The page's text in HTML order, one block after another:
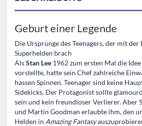
Geburt einer Legende
Die Ursprünge des Teenagers, der mit der
Superhelden brach
AlsStan Lee 1962 zum ersten Mal die
vorstellte, hatte sein Chef zahlreiche
hassen Spinnen. Teenager sind keine
Sidekicks. Der Protagonist sollte
sein und kein freundloser Verlierer. Aber
und Martin Goodman erlaubte ihm, den
Helden in Amazing Fantasy